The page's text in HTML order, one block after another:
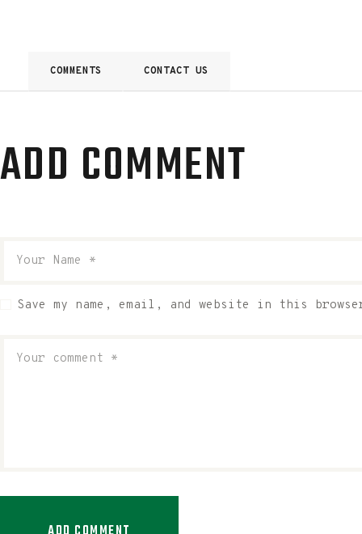
COMMENTS CONTACT US
ADD COMMENT
Save my name, email, and website in this